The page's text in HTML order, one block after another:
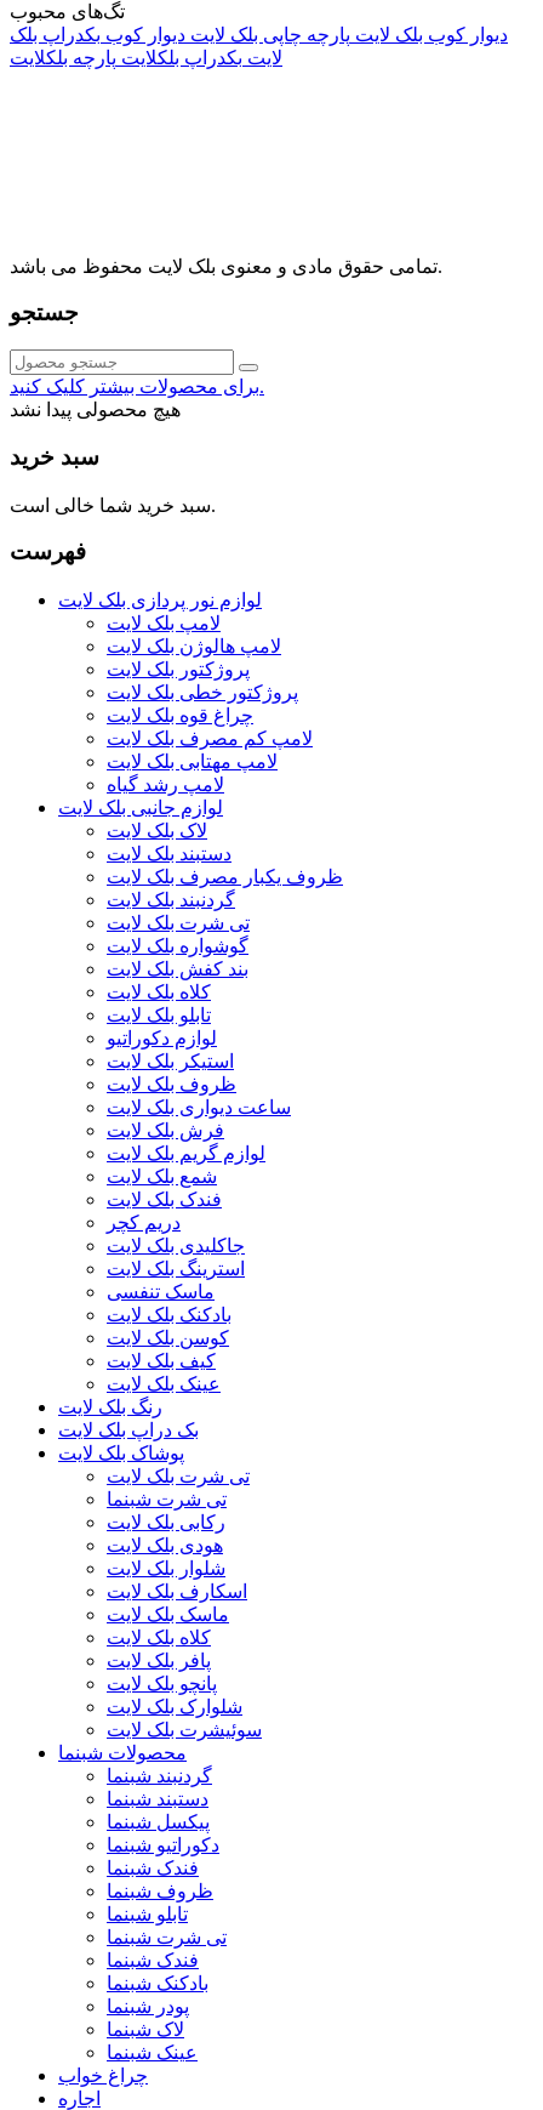
تگ‌های محبوب
دیوار کوب بلک لایت پارچه چاپی بلک لایت دیوار کوب بکدراپ بلک
لایت بکدراپ بلکلایت پارچه بلکلایت
تمامی حقوق مادی و معنوی بلک لایت محفوظ می باشد.
جستجو
برای محصولات بیشتر کلیک کنید.
هیچ محصولی پیدا نشد
سبد خرید
سبد خرید شما خالی است.
فهرست
لوازم نور پردازی بلک لایت
لامپ بلک لایت
لامپ هالوژن بلک لایت
پروژکتور بلک لایت
پروژکتور خطی بلک لایت
چراغ قوه بلک لایت
لامپ کم مصرف بلک لایت
لامپ مهتابی بلک لایت
لامپ رشد گیاه
لوازم جانبی بلک لایت
لاک بلک لایت
دستبند بلک لایت
ظروف یکبار مصرف بلک لایت
گردنبند بلک لایت
تی شرت بلک لایت
گوشواره بلک لایت
بند کفش بلک لایت
کلاه بلک لایت
تابلو بلک لایت
لوازم دکوراتیو
استیکر بلک لایت
ظروف بلک لایت
ساعت دیواری بلک لایت
فرش بلک لایت
لوازم گریم بلک لایت
شمع بلک لایت
فندک بلک لایت
دریم کچر
جاکلیدی بلک لایت
استرینگ بلک لایت
ماسک تنفسی
بادکنک بلک لایت
کوسن بلک لایت
کیف بلک لایت
عینک بلک لایت
رنگ بلک لایت
بک دراپ بلک لایت
پوشاک بلک لایت
تی شرت بلک لایت
تی شرت شبنما
رکابی بلک لایت
هودی بلک لایت
شلوار بلک لایت
اسکارف بلک لایت
ماسک بلک لایت
کلاه بلک لایت
پافر بلک لایت
پانچو بلک لایت
شلوارک بلک لایت
سوئیشرت بلک لایت
محصولات شبنما
گردنبند شبنما
دستبند شبنما
پیکسل شبنما
دکوراتیو شبنما
فندک شبنما
ظروف شبنما
تابلو شبنما
تی شرت شبنما
فندک شبنما
بادکنک شبنما
پودر شبنما
لاک شبنما
عینک شبنما
چراغ خواب
اجاره